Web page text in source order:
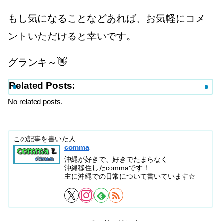
もし気になることなどあれば、お気軽にコメ
ントいただけると幸いです。
グランキ～👋
Related Posts:
No related posts.
この記事を書いた人
comma
沖縄が好きで、好きでたまらなく
沖縄移住したcommaです！
主に沖縄での日常について書いています☆